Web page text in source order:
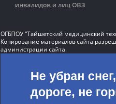
инвалидов и лиц ОВЗ
ОГБПОУ "Тайшетский медицинский
Копирование материалов сайта
администрации сайта.
Не убран
дороге, не